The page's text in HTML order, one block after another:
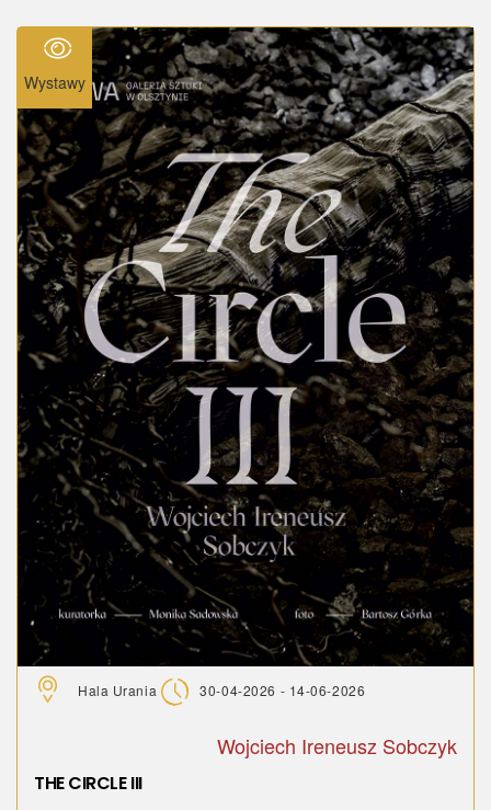
Wystawy
Hala Urania 30-04-2026 - 14-06-2026
Wojciech Ireneusz Sobczyk
THE CIRCLE III